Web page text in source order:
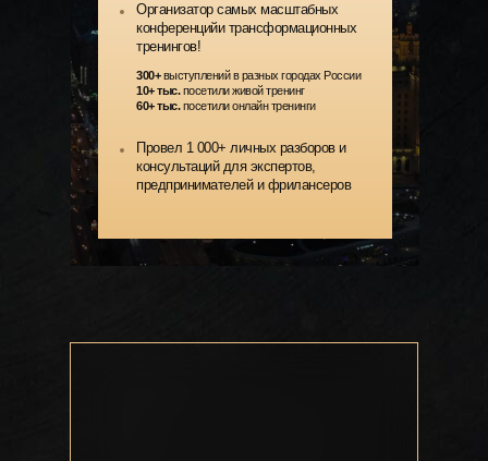
Организатор самых масштабных
конференцийи трансформационных
тренингов!
Провел 1 000+ личных разборов и
консультаций для экспертов,
предпринимателей и фрилансеров
300+выступлений в разных городах России
10+ тыс.посетили живой тренинг
60+ тыс.посетили онлайн тренинги